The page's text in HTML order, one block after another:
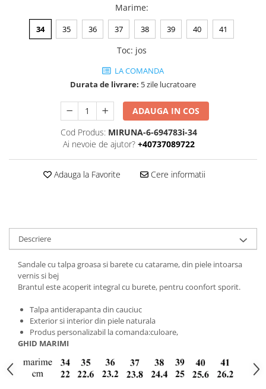
Marime:
34 35 36 37 38 39 40 41
Toc: jos
LA COMANDA
Durata de livrare: 5 zile lucratoare
ADAUGA IN COS
Cod Produs: MIRUNA-6-694783i-34
Ai nevoie de ajutor? +40737089722
Adauga la Favorite Cere informatii
Descriere
Sandale cu talpa groasa si barete cu catarame, din piele intoarsa
vernis si bej
Brantul este acoperit integral cu burete, pentru coonfort sporit.
Talpa antiderapanta din cauciuc
Exterior si interior din piele naturala
Produs personalizabil la comanda:culoare,
GHID MARIMI